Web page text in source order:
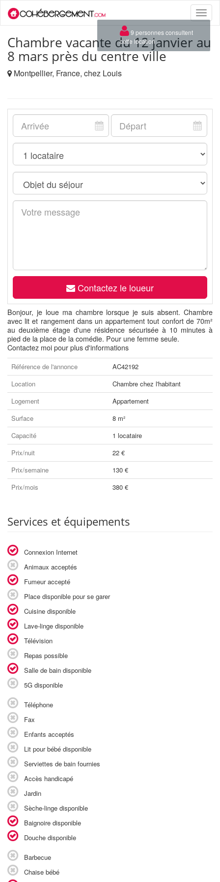
Toggle
Chambre vacante du 12 janvier au
8 mars près du centre ville
Montpellier, France, chez Louis
Contactez le loueur
Bonjour, je loue ma chambre lorsque je suis absent. Chambre
avec lit et rangement dans un appartement tout confort de 70m²
au deuxième étage d'une résidence sécurisée à 10 minutes à
pied de la place de la comédie. Pour une femme seule.
Contactez moi pour plus d'informations
Référence de l'annonce
AC42192
Location
Chambre chez l'habitant
Logement
Appartement
Surface
8 m²
Capacité
1 locataire
Prix/nuit
22 €
Prix/semaine
130 €
Prix/mois
380 €
Services et équipements
Connexion Internet
Animaux acceptés
Fumeur accepté
Place disponible pour se garer
Cuisine disponible
Lave-linge disponible
Télévision
Repas possible
Salle de bain disponible
5G disponible
Téléphone
Fax
Enfants acceptés
Lit pour bébé disponible
Serviettes de bain fournies
Accès handicapé
Jardin
Sèche-linge disponible
Baignoire disponible
Douche disponible
Barbecue
Chaise bébé
×
9 personnes consultent
cette location